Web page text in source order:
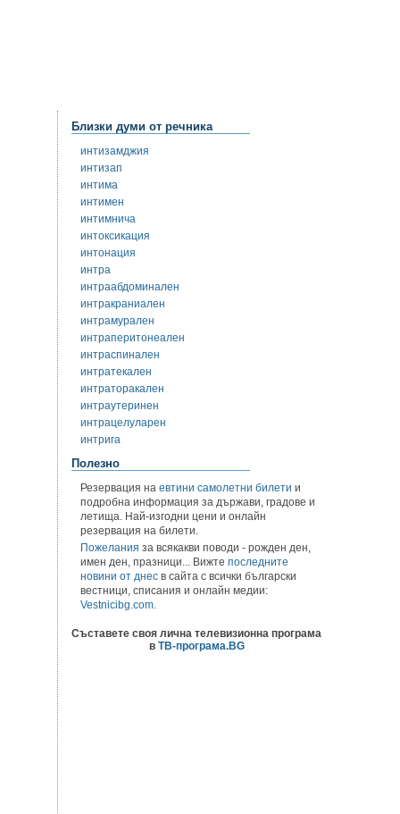
Близки думи от речника
интизамджия
интизап
интима
интимен
интимнича
интоксикация
интонация
интра
интраабдоминален
интракраниален
интрамурален
интраперитонеален
интраспинален
интратекален
интраторакален
интраутеринен
интрацелуларен
интрига
Полезно
Резервация на евтини самолетни билети и
подробна информация за държави, градове и
летища. Най-изгодни цени и онлайн
резервация на билети.
Пожелания за всякакви поводи - рожден ден,
имен ден, празници... Вижте последните
новини от днес в сайта с всички български
вестници, списания и онлайн медии:
Vestnicibg.com.
Съставете своя лична телевизионна програма
в ТВ-програма.BG